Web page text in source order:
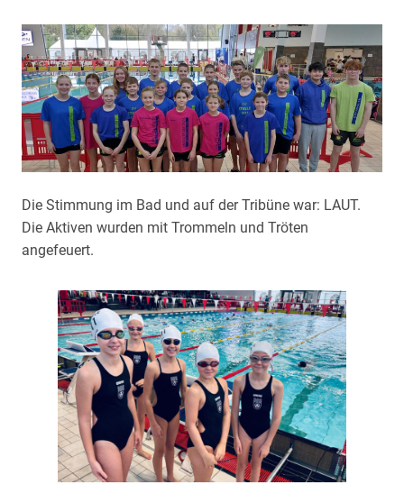
Die Stimmung im Bad und auf der Tribüne war: LAUT.
Die Aktiven wurden mit Trommeln und Tröten
angefeuert.